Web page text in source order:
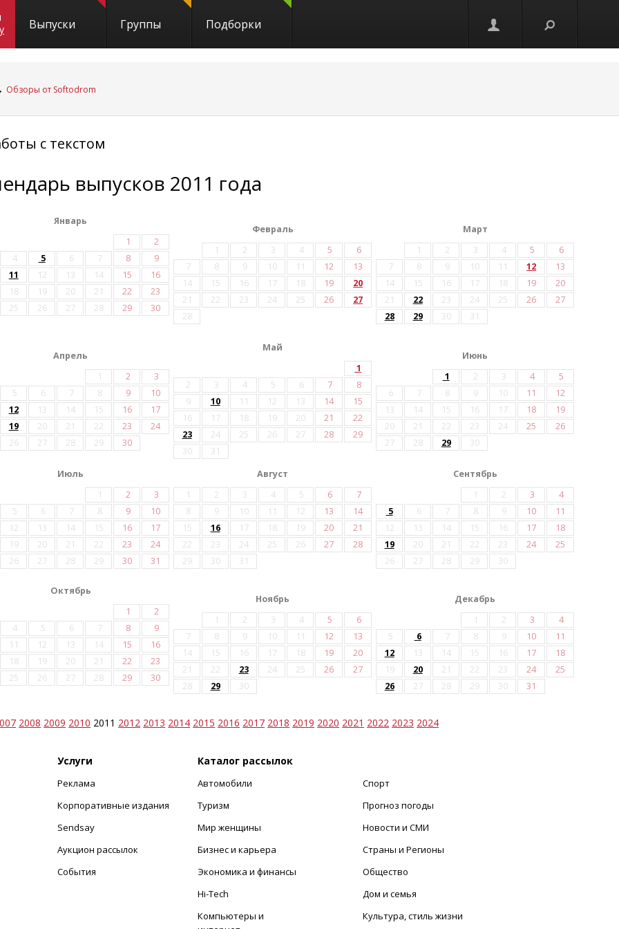
Выпуски Группы Подборки
Обзоры от Softodrom
с текстом
выпусков 2011 года
Январь
1
2
4 5 6 7 8
9
11 12 13 14 15
16
18 19 20 21 22
23
25 26 27 28 29
30
Февраль
1
2 3 4 5
6
7
8 9 10 11 12
13
14
15 16 17 18 19
20
21
22 23 24 25 26
27
28
Март
1
2 3 4 5
6
7
8 9 10 11 12
13
14
15 16 17 18 19
20
21
22 23 24 25 26
27
28
29 30 31
Апрель
1
2
3
5 6 7 8 9
10
12 13 14 15 16
17
19 20 21 22 23
24
26 27 28 29 30
Май
1
2
3 4 5 6 7
8
9
10 11 12 13 14
15
16
17 18 19 20 21
22
23
24 25 26 27 28
29
30
31
Июнь
1
2 3 4
5
6
7 8 9 10 11
12
13
14 15 16 17 18
19
20
21 22 23 24 25
26
27
28 29 30
Июль
1
2
3
5 6 7 8 9
10
12 13 14 15 16
17
19 20 21 22 23
24
26 27 28 29 30 31
Август
1
2 3 4 5 6
7
8
9 10 11 12 13
14
15
16 17 18 19 20
21
22
23 24 25 26 27
28
29
30 31
Сентябрь
1
2 3
4
5
6 7 8 9 10
11
12
13 14 15 16 17
18
19
20 21 22 23 24
25
26
27 28 29 30
Октябрь
1
2
4 5 6 7 8
9
11 12 13 14 15
16
18 19 20 21 22
23
25 26 27 28 29
30
Ноябрь
1
2 3 4 5
6
7
8 9 10 11 12
13
14
15 16 17 18 19
20
21
22 23 24 25 26
27
28
29 30
Декабрь
1
2 3
4
5
6 7 8 9 10
11
12
13 14 15 16 17
18
19
20 21 22 23 24
25
26
27 28 29 30 31
2008 2009 2010 2011 2012 2013 2014 2015 2016 2017 2018 2019 2020 2021 2022 2023 2024
Услуги
Реклама
Корпоративные издания
Sendsay
Аукцион рассылок
События
Каталог рассылок
Автомобили
Туризм
Мир женщины
Бизнес и карьера
Экономика и финансы
Hi-Tech
Компьютеры и
Спорт
Прогноз погоды
Новости и СМИ
Страны и Регионы
Общество
Дом и семья
Культура, стиль жизни